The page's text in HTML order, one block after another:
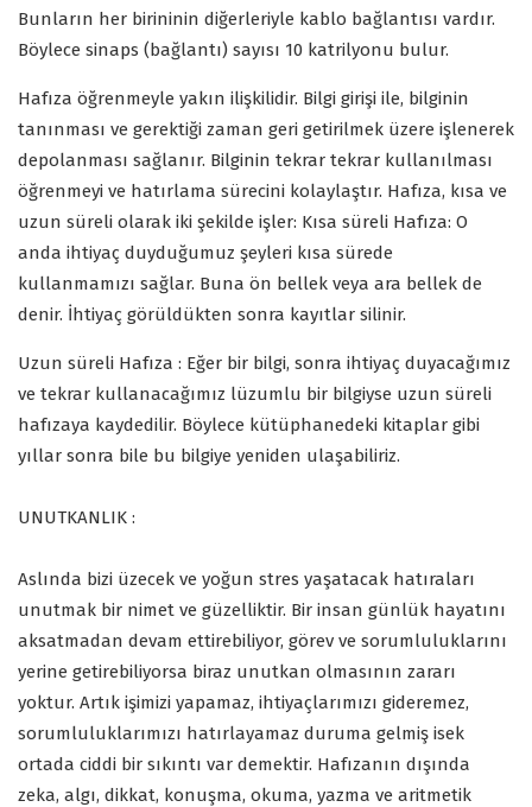
Bunların her birininin diğerleriyle kablo bağlantısı vardır.
Böylece sinaps (bağlantı) sayısı 10 katrilyonu bulur.
Hafıza öğrenmeyle yakın ilişkilidir. Bilgi girişi ile, bilginin
tanınması ve gerektiği zaman geri getirilmek üzere işlenerek
depolanması sağlanır. Bilginin tekrar tekrar kullanılması
öğrenmeyi ve hatırlama sürecini kolaylaştır. Hafıza, kısa ve
uzun süreli olarak iki şekilde işler: Kısa süreli Hafıza: O
anda ihtiyaç duyduğumuz şeyleri kısa sürede
kullanmamızı sağlar. Buna ön bellek veya ara bellek de
denir. İhtiyaç görüldükten sonra kayıtlar silinir.
Uzun süreli Hafıza : Eğer bir bilgi, sonra ihtiyaç duyacağımız
ve tekrar kullanacağımız lüzumlu bir bilgiyse uzun süreli
hafızaya kaydedilir. Böylece kütüphanedeki kitaplar gibi
yıllar sonra bile bu bilgiye yeniden ulaşabiliriz.
UNUTKANLIK :
Aslında bizi üzecek ve yoğun stres yaşatacak hatıraları
unutmak bir nimet ve güzelliktir. Bir insan günlük hayatını
aksatmadan devam ettirebiliyor, görev ve sorumluluklarını
yerine getirebiliyorsa biraz unutkan olmasının zararı
yoktur. Artık işimizi yapamaz, ihtiyaçlarımızı gideremez,
sorumluluklarımızı hatırlayamaz duruma gelmiş isek
ortada ciddi bir sıkıntı var demektir. Hafızanın dışında
zeka, algı, dikkat, konuşma, okuma, yazma ve aritmetik